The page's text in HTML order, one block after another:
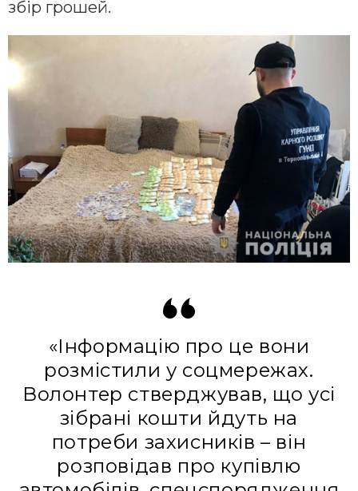
збір грошей.
«Інформацію про це вони
розмістили у соцмережах.
Волонтер стверджував, що усі
зібрані кошти йдуть на
потреби захисників – він
розповідав про купівлю